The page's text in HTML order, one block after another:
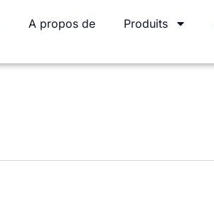
A propos de Produits